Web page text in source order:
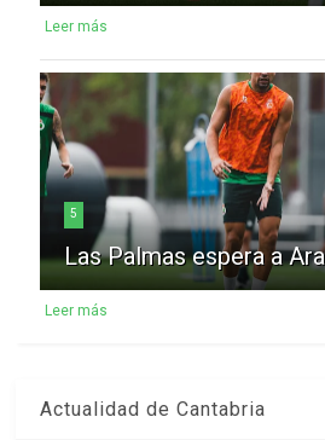
Leer más
5
Las Palmas espera a
Leer más
Actualidad de Cantabria